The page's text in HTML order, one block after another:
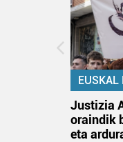
EUSKAL
Justizia
oraindik
eta